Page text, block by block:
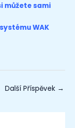
můžete sami
WAK
Další Příspěvek →